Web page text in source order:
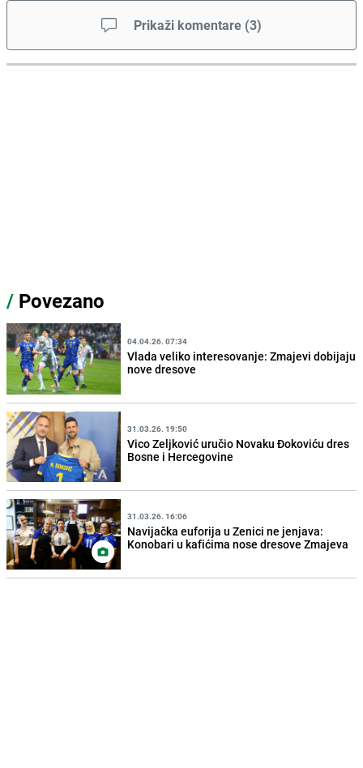
Prikaži komentare (3)
/ Povezano
04.04.26. 07:34
Vlada veliko interesovanje: Zmajevi dobijaju
nove dresove
31.03.26. 19:50
Vico Zeljković uručio Novaku Đokoviću dres
Bosne i Hercegovine
31.03.26. 16:06
Navijačka euforija u Zenici ne jenjava:
Konobari u kafićima nose dresove Zmajeva